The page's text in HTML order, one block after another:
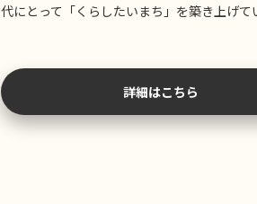
代にとって「くらしたいまち」を築き上げて
詳細はこちら